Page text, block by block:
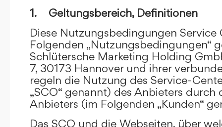
1. Geltungsbereich, Definitionen
Diese Nutzungsbedingungen Service
Folgenden „Nutzungsbedingungen“
Schlütersche Marketing Holding
7, 30173 Hannover und ihrer
regeln die Nutzung des Service-
„SCO“ genannt) des Anbieters durch
Anbieters (im Folgenden „Kunden“
Das SCO und die Webseiten, über